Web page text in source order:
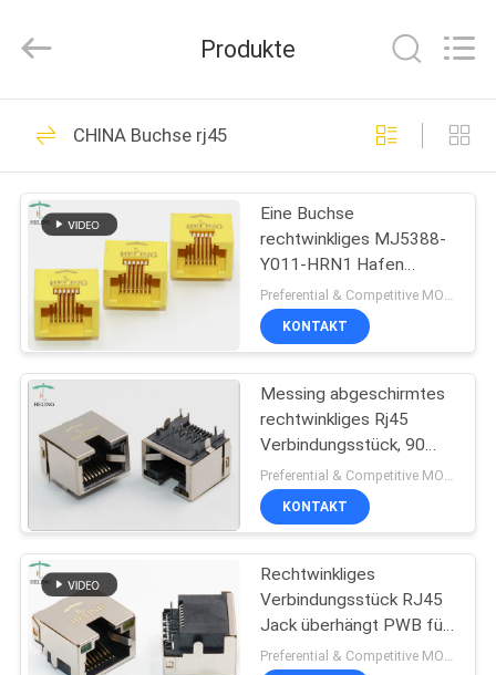
HAUS
PRODUKTE
ÜBER
UNS
FABRIK-
AUSFLUG
QUALITÄTSKONTROLLE
TRETEN
SIE
MIT
UNS
Rights
Reserved.
ECER
Buchse rj45
118
integrierter
Magnetics rj45
13
Zurückhaltung rj45
30
Produkte
CHINA Buchse rj45
Eine Buchse
rechtwinkliges MJ5388-
Y011-HRN1 Hafen
PWBs RJ45
Preferential & Competitive MOQ:1000
KONTAKT
Messing abgeschirmtes
rechtwinkliges Rj45
Verbindungsstück, 90
eingebaute LED Lampe
des Grad-Rj45 weiblichen
des Koppler-
KONTAKT
Rechtwinkliges
Verbindungsstück RJ45
Jack überhängt PWB für
DSL/ADSL /XDSL